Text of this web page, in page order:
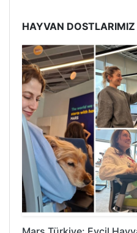
HAYVAN DOSTLARIMIZ